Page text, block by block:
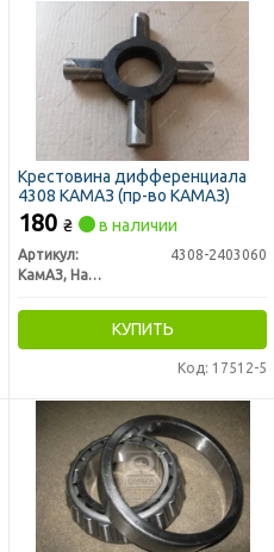
Крестовина дифференциала
4308 КАМАЗ (пр-во КАМАЗ)
180 ₴ в наличии
Артикул:
4308-2403060
КамАЗ, Набережные Челны
КУПИТЬ
Код: 17512-5